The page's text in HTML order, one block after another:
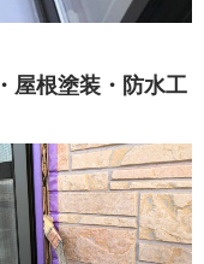
屋根塗装・防水工